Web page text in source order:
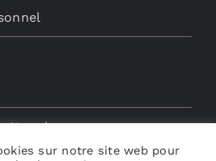
Newsletters
sur notre site web pour